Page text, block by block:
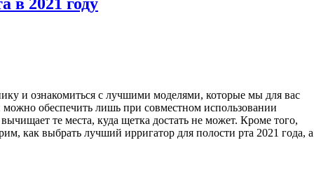
и ознакомиться с лучшими моделями, которые мы для вас
обеспечить лишь при совместном использовании
те места, куда щетка достать не может. Кроме того,
как выбрать лучший ирригатор для полости рта 2021 года, а